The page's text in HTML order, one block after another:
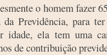
o homem fazer
Previdência, para
idade, ela tem uma
de contribuição